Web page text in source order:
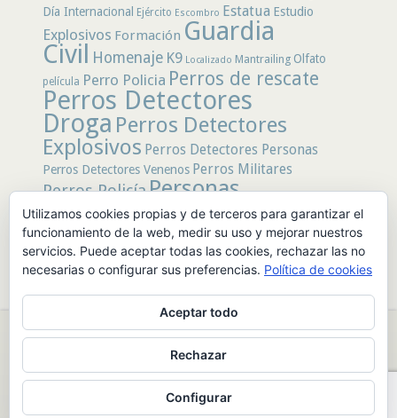
Día Internacional
Ejército Escombro Estatua Estudio
Explosivos Formación Guardia
Civil Homenaje K9 Localizado Mantrailing Olfato
película Perro Policia Perros de rescate
Perros Detectores
Droga Perros Detectores
Explosivos Perros Detectores Personas
Perros Detectores Venenos Perros Militares
Perros PolicíaPersonas
Desaparecidas Policía Policía Local
Policía Nacionalrastro rescate Restos
humanosTerremoto Tertulias Caninas Unidad
canina Veneno Video
© 2026 PerrosdeBusqueda |Política de Privacidad y Aviso Legal|
Utilizamos cookies propias y de terceros para garantizar el
funcionamiento de la web, medir su uso y mejorar nuestros
servicios. Puede aceptar todas las cookies, rechazar las no
necesarias o configurar sus preferencias. Política de cookies
Aceptar todo
Rechazar
Configurar